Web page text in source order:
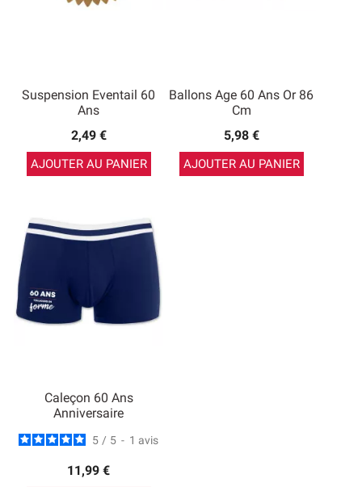
Suspension Eventail 60
Ans
2,49 €
AJOUTER AU PANIER
Ballons Age 60 Ans Or 86
Cm
5,98 €
AJOUTER AU PANIER
Caleçon 60 Ans
Anniversaire
5 / 5 - 1 avis
11,99 €